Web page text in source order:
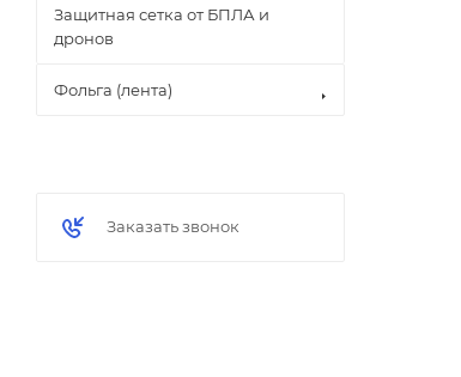
Защитная сетка от БПЛА и
дронов
Фольга (лента)
Заказать звонок